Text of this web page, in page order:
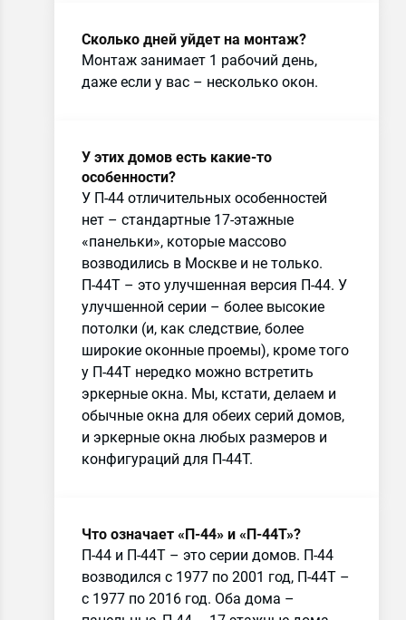
Сколько дней уйдет на монтаж?
Монтаж занимает 1 рабочий день,
даже если у вас – несколько окон.
У этих домов есть какие-то
особенности?
У П-44 отличительных особенностей
нет – стандартные 17-этажные
«панельки», которые массово
возводились в Москве и не только.
П-44Т – это улучшенная версия П-44. У
улучшенной серии – более высокие
потолки (и, как следствие, более
широкие оконные проемы), кроме того
у П-44Т нередко можно встретить
эркерные окна. Мы, кстати, делаем и
обычные окна для обеих серий домов,
и эркерные окна любых размеров и
конфигураций для П-44Т.
Что означает «П-44» и «П-44Т»?
П-44 и П-44Т – это серии домов. П-44
возводился с 1977 по 2001 год, П-44Т –
с 1977 по 2016 год. Оба дома –